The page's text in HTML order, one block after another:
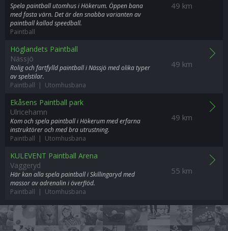
49 km
Spela paintball utomhus i Hökerum. Öppen bana
med fasta värn. Det är den snabba varianten av
paintball kallad speedball.
Paintball
49 km
Höglandets Paintball
Nässjö
Rolig och fartfylld paintball i Nässjö med olika typer
av spelstilar.
Paintball | Utomhusbana
49 km
Ekåsens Paintball park
Ulricehamn
Kom och spela paintball i Hökerum med erfarna
instruktörer och med bra utrustning.
Paintball | Utomhusbana
55 km
KULEVENT Paintball Arena
Vaggeryd
Här kan alla spela paintball i Skillingaryd med
massor av adrenalin i överflöd.
Paintball | Utomhusbana